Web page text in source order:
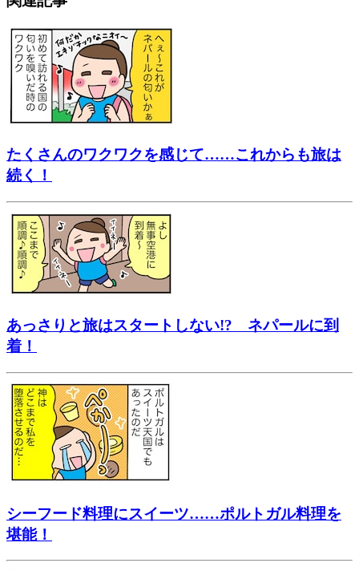
たくさんのワクワクを感じて……これからも旅は
続く！
あっさりと旅はスタートしない!? ネパールに到
着！
シーフード料理にスイーツ……ポルトガル料理を
堪能！